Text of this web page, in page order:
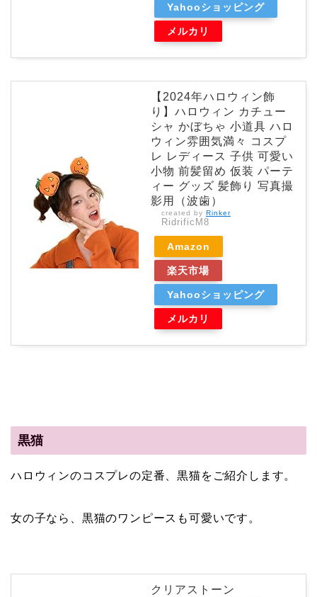
Yahooショッピング
メルカリ
【2024年ハロウィン飾
り】ハロウィン カチュー
シャ かぼちゃ 小道具 ハロ
ウィン雰囲気満々 コスプ
レ レディース 子供 可愛い
小物 前髪留め 仮装 パーテ
ィー グッズ 髪飾り 写真撮
影用（波歯）
created by Rinker
RidrificM8
Amazon
楽天市場
Yahooショッピング
メルカリ
黒猫
ハロウィンのコスプレの定番、黒猫をご紹介します。
女の子なら、黒猫のワンピースも可愛いです。
クリアストーン